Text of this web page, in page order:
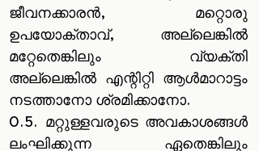
ജീവനക്കാരൻ, മറ്റൊരു
ഉപയോക്താവ്, അല്ലെങ്കിൽ
മറ്റേതെങ്കിലും വ്യക്തി
അല്ലെങ്കിൽ എന്റിറ്റി ആൾമാറാട്ടം
നടത്താനോ ശ്രമിക്കാനോ.
0.5. മറ്റുള്ളവരുടെ അവകാശങ്ങൾ
ലംഘിക്കുന്ന ഏതെങ്കിലും